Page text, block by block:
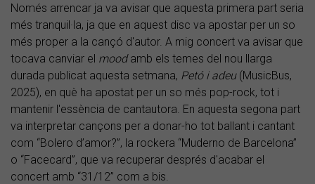
Només arrencar ja va avisar que aquesta primera part seria
més tranquil·la, ja que en aquest disc va apostar per un so
més proper a la cançó d'autor. A mig concert va avisar que
tocava canviar el moodamb els temes del nou llarga
durada publicat aquesta setmana, Petó i adeu(MusicBus,
2025), en què ha apostat per un so més pop-rock, tot i
mantenir l'essència de cantautora. En aquesta segona part
va interpretar cançons per a donar-ho tot ballant i cantant
com “Bolero d’amor?”, la rockera “Muderno de Barcelona”
o “Facecard”, que va recuperar després d'acabar el
concert amb “31/12” com a bis.